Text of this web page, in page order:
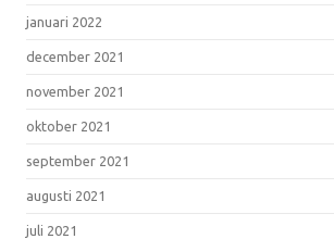
januari 2022
december 2021
november 2021
oktober 2021
september 2021
augusti 2021
juli 2021